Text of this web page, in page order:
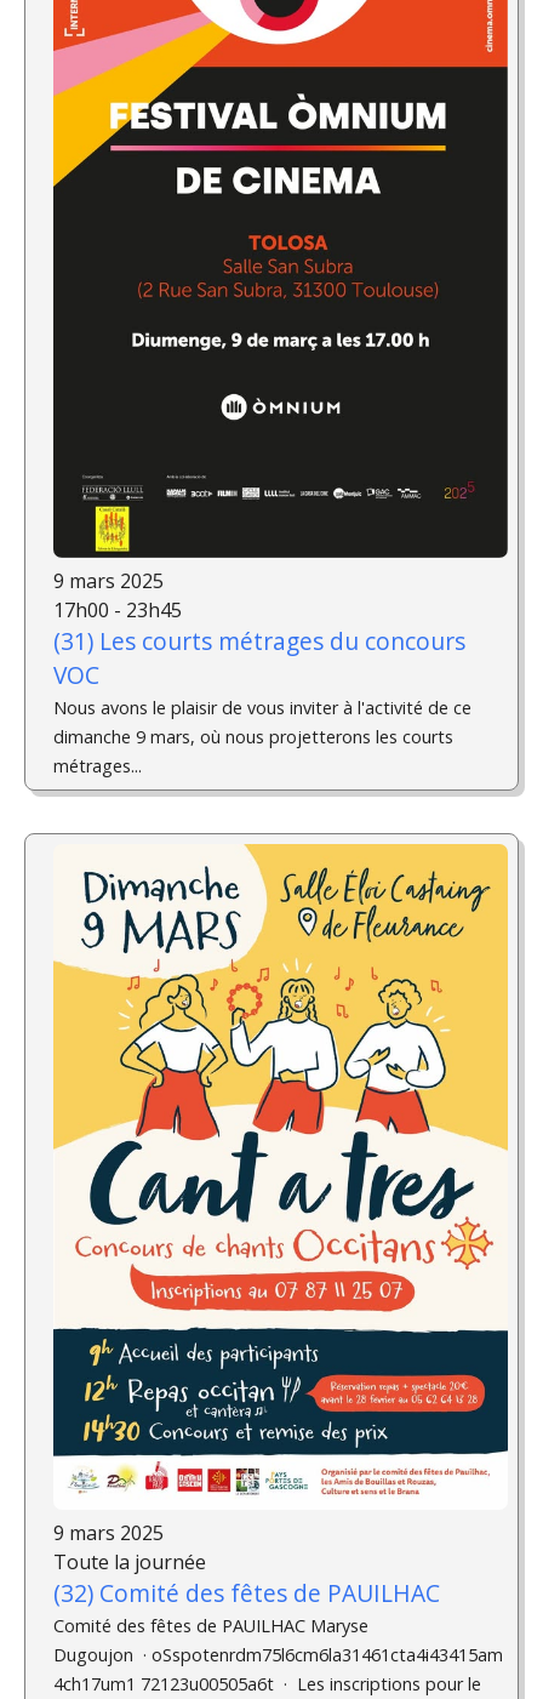
9 mars 2025
17h00 - 23h45
(31) Les courts métrages du concours
VOC
Nous avons le plaisir de vous inviter à l'activité de ce
dimanche 9 mars, où nous projetterons les courts
métrages...
9 mars 2025
Toute la journée
(32) Comité des fêtes de PAUILHAC
Comité des fêtes de PAUILHAC Maryse
Dugoujon · oSspotenrdm75l6cm6la31461cta4i43415am
4ch17um1 72123u00505a6t · Les inscriptions pour le